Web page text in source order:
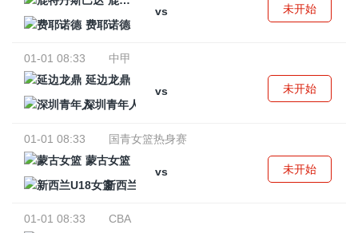
vs
费耶诺德
未开始
01-01 08:33
中甲
延边龙鼎
vs
深圳青年人
未开始
01-01 08:33
国青女篮热身赛
蒙古女篮
vs
新西兰U18女篮
未开始
01-01 08:33
CBA